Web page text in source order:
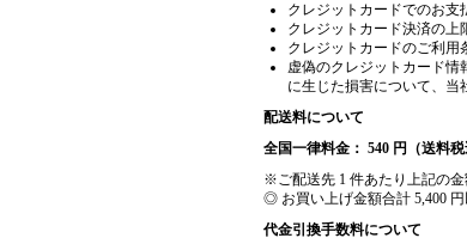
クレジットカードでのお支
クレジットカード決済の上
クレジットカードのご利用
虚偽のクレジットカード情
に生じた損害について、当
配送料について
全国一律料金： 540 円（送料税
※ご配送先 1 件あたり上記の金
◎ お買い上げ金額合計 5,400
代金引換手数料について